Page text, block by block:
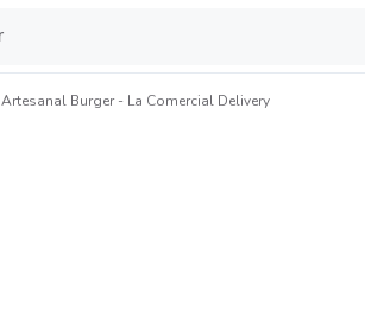
Artesanal Burger - La Comercial Delivery